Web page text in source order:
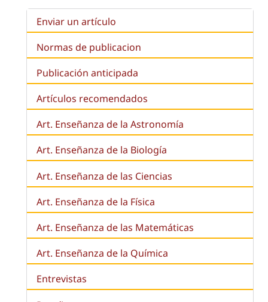
Enviar un artículo
Normas de publicacion
Publicación anticipada
Artículos recomendados
Art. Enseñanza de la Astronomía
Art. Enseñanza de la Biología
Art. Enseñanza de las Ciencias
Art. Enseñanza de la Física
Art. Enseñanza de las Matemáticas
Art. Enseñanza de la Química
Entrevistas